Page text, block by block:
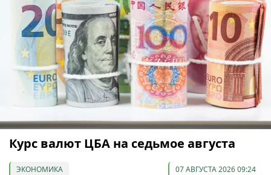
Курс валют ЦБА на седьмое августа
ЭКОНОМИКА 07 АВГУСТА 2026 09:24